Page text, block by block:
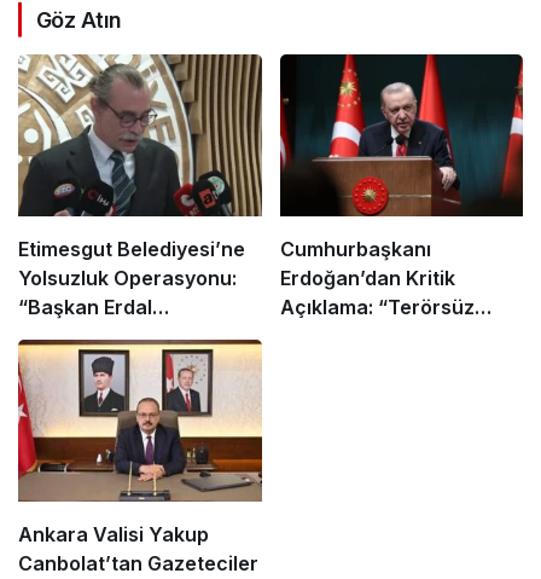
Göz Atın
Etimesgut Belediyesi’ne
Yolsuzluk Operasyonu:
“Başkan Erdal
Beşikçioğlu Dahil 52 Kişi
Gözaltına Alındı”
Cumhurbaşkanı
Erdoğan’dan Kritik
Açıklama: “Terörsüz
Ankara Valisi Yakup
Canbolat’tan Gazeteciler